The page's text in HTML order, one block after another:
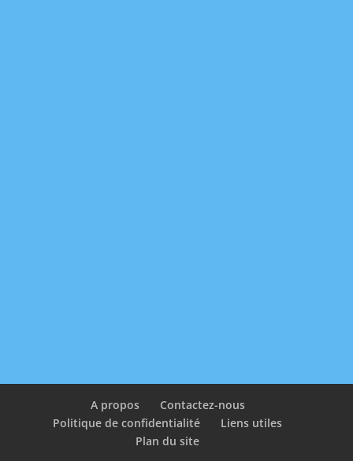
A propos
Contactez-nous
Politique de confidentialité
Liens utiles
Plan du site